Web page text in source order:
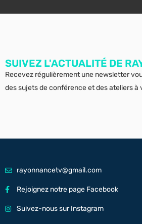
SUIVEZ L'ACTUALITÉ DE
Recevez régulièrement une newsletter
des sujets de conférence et des ateliers à
rayonnancetv@gmail.com
Rejoignez notre page Facebook
Suivez-nous sur Instagram